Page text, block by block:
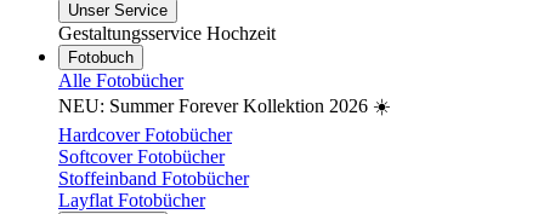
Unser Service
Gestaltungsservice Hochzeit
Fotobuch
Alle Fotobücher
NEU: Summer Forever Kollektion 2026 ☀️
Hardcover Fotobücher
Softcover Fotobücher
Stoffeinband Fotobücher
Layflat Fotobücher